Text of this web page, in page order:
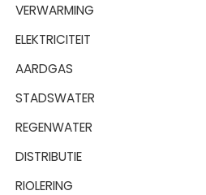
VERWARMING
ELEKTRICITEIT
AARDGAS
STADSWATER
REGENWATER
DISTRIBUTIE
RIOLERING